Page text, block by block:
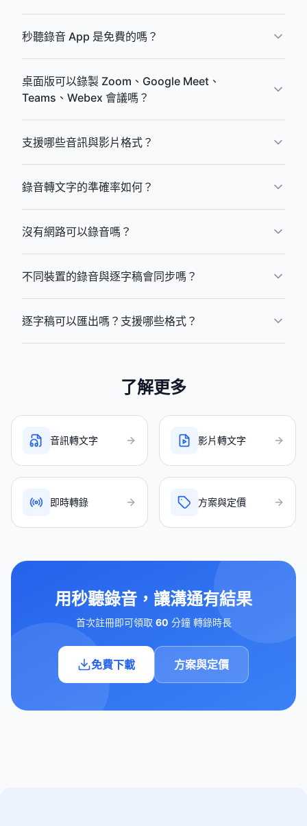
秒聽錄音 App 是免費的嗎？
桌面版可以錄製 Zoom、Google Meet、
Teams、Webex 會議嗎？
支援哪些音訊與影片格式？
錄音轉文字的準確率如何？
沒有網路可以錄音嗎？
不同裝置的錄音與逐字稿會同步嗎？
逐字稿可以匯出嗎？支援哪些格式？
了解更多
音訊轉文字 影片轉文字
即時轉錄 方案與定價
用秒聽錄音，讓溝通有結果
首次註冊即可領取 60 分鐘 轉錄時長
免費下載 方案與定價